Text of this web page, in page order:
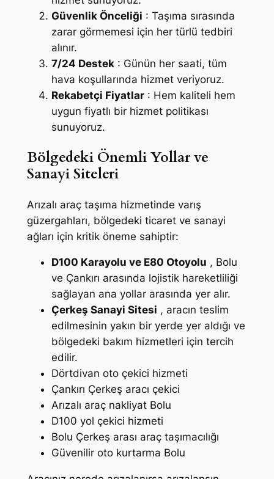
Güvenlik Önceliği : Taşıma sırasında
zarar görmemesi için her türlü tedbiri
alınır.
7/24 Destek: Günün her saati, tüm
hava koşullarında hizmet veriyoruz.
Rekabetçi Fiyatlar: Hem kaliteli hem
uygun fiyatlı bir hizmet politikası
sunuyoruz.
Bölgedeki Önemli Yollar ve
Sanayi Siteleri
Arızalı araç taşıma hizmetinde varış
güzergahları, bölgedeki ticaret ve sanayi
ağları için kritik öneme sahiptir:
D100 Karayolu ve E80 Otoyolu , Bolu
ve Çankırı arasında lojistik hareketliliği
sağlayan ana yollar arasında yer alır.
Çerkeş Sanayi Sitesi , aracın teslim
edilmesinin yakın bir yerde yer aldığı ve
bölgedeki bakım hizmetleri için tercih
edilir.
Dörtdivan oto çekici hizmeti
Çankırı Çerkeş aracı çekici
Arızalı araç nakliyat Bolu
D100 yol çekici hizmeti
Bolu Çerkeş arası araç taşımacılığı
Güvenilir oto kurtarma Bolu